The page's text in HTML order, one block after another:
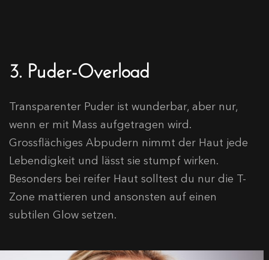
3. Puder-Overload
Transparenter Puder ist wunderbar, aber nur,
wenn er mit Mass aufgetragen wird.
Grossflächiges Abpudern nimmt der Haut jede
Lebendigkeit und lässt sie stumpf wirken.
Besonders bei reifer Haut solltest du nur die T-
Zone mattieren und ansonsten auf einen
subtilen Glow setzen.